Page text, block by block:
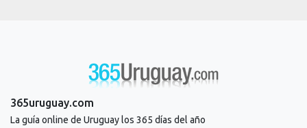
365uruguay.com
La guía online de Uruguay los 365 días del año